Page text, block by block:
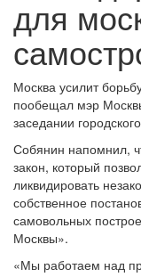
для
Москва усилит
пообещал мэр
заседании
Собянин напомнил,
закон, который
ликвидировать
собственное
самовольных
Москвы».
«Мы работаем над